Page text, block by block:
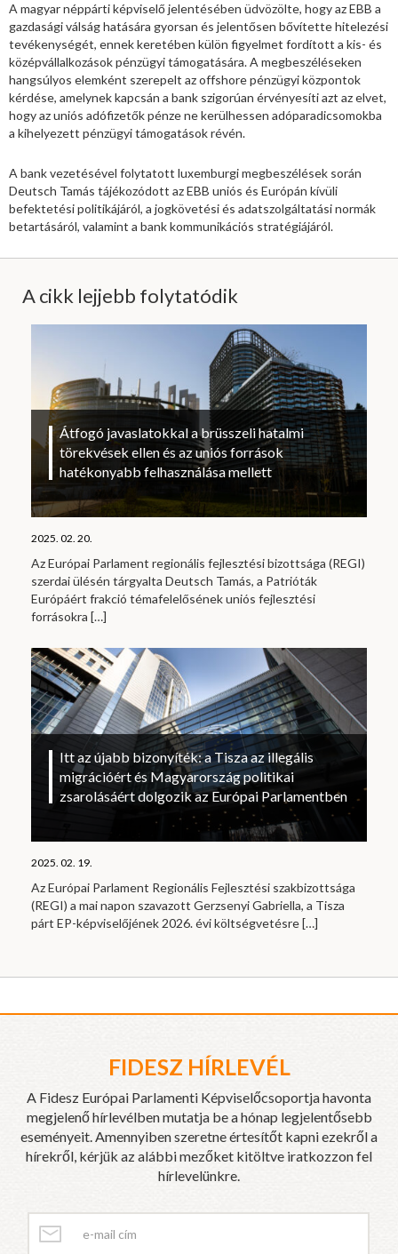
A magyar néppárti képviselő jelentésében üdvözölte, hogy az EBB a
gazdasági válság hatására gyorsan és jelentősen bővítette hitelezési
tevékenységét, ennek keretében külön figyelmet fordított a kis- és
középvállalkozások pénzügyi támogatására. A megbeszéléseken
hangsúlyos elemként szerepelt az offshore pénzügyi központok
kérdése, amelynek kapcsán a bank szigorúan érvényesíti azt az elvet,
hogy az uniós adófizetők pénze ne kerülhessen adóparadicsomokba
a kihelyezett pénzügyi támogatások révén.
A bank vezetésével folytatott luxemburgi megbeszélések során
Deutsch Tamás tájékozódott az EBB uniós és Európán kívüli
befektetési politikájáról, a jogkövetési és adatszolgáltatási normák
betartásáról, valamint a bank kommunikációs stratégiájáról.
A cikk lejjebb folytatódik
Átfogó javaslatokkal a brüsszeli hatalmi
törekvések ellen és az uniós források
hatékonyabb felhasználása mellett
2025. 02. 20.
Az Európai Parlament regionális fejlesztési bizottsága (REGI)
szerdai ülésén tárgyalta Deutsch Tamás, a Patrióták
Európáért frakció témafelelősének uniós fejlesztési
forrásokra […]
Itt az újabb bizonyíték: a Tisza az illegális
migrációért és Magyarország politikai
zsarolásáért dolgozik az Európai Parlamentben
2025. 02. 19.
Az Európai Parlament Regionális Fejlesztési szakbizottsága
(REGI) a mai napon szavazott Gerzsenyi Gabriella, a Tisza
párt EP-képviselőjének 2026. évi költségvetésre[…]
FIDESZ HÍRLEVÉL
A Fidesz Európai Parlamenti Képviselőcsoportja havonta
megjelenő hírlevélben mutatja be a hónap legjelentősebb
eseményeit. Amennyiben szeretne értesítőt kapni ezekről a
hírekről, kérjük az alábbi mezőket kitöltve iratkozzon fel
hírlevelünkre.